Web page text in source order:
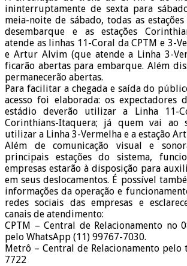
ininterruptamente de sexta para
meia-noite de sábado, todas as
desembarque e as estações
atende as linhas 11-Coral da CPTM e 3-
e Artur Alvim (que atende a Linha 3-
ficarão abertas para embarque. Além
permanecerão abertas.
Para facilitar a chegada e saída do
acesso foi elaborada: os expectadores
estádio deverão utilizar a Linha 11-
Corinthians-Itaquera; já quem vai ao
utilizar a Linha 3-Vermelha e a estação
Além de comunicação visual e
principais estações do sistema,
empresas estarão à disposição para
em seus deslocamentos. É possível
informações da operação e
redes sociais das empresas e
canais de atendimento:
CPTM – Central de Relacionamento no
pelo WhatsApp (11) 99767-7030.
Metrô – Central de Relacionamento pelo
7722